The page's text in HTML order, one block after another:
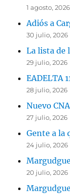
1 agosto, 2026
Adiós a
30 julio, 2026
La lista de
29 julio, 2026
EADELTA
28 julio, 2026
Nuevo
27 julio, 2026
Gente a la
24 julio, 2026
20 julio, 2026